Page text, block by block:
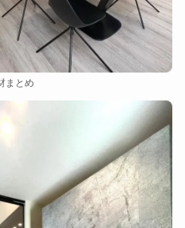
まとめ